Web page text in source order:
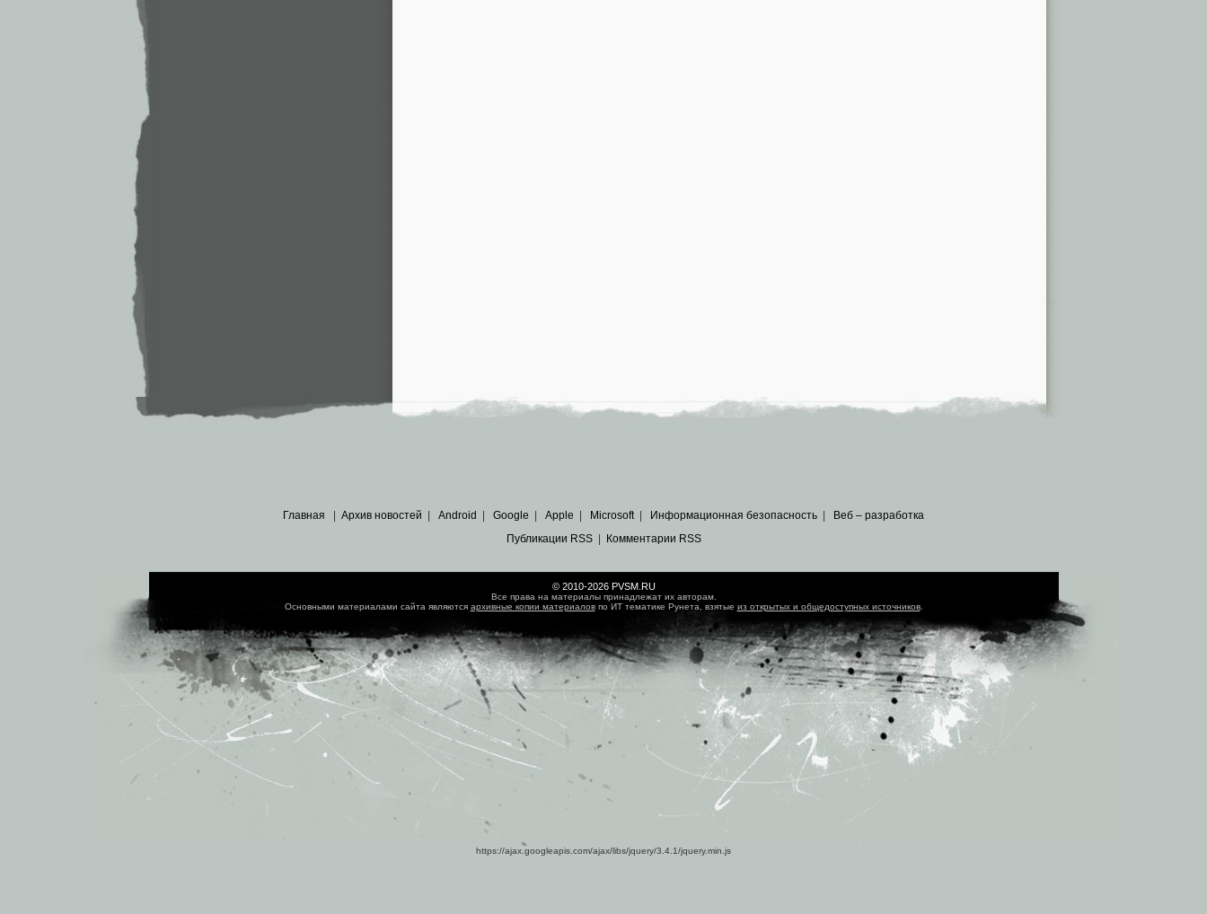
Главная Архив новостей Android Google Apple Microsoft| Информационная безопасность
Веб – разработка
Публикации RSS| Комментарии RSS
© 2010-2026 PVSM.RU
Все права на материалы принадлежат их авторам.
Основными материалами сайта являются архивные копии материаловпо ИТ тематике Рунета, взятые из открытых и общедоступных источников.
https://ajax.googleapis.com/ajax/libs/jquery/3.4.1/jquery.min.js